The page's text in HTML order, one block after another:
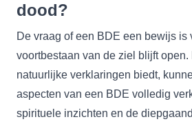
dood?
De vraag of een BDE een bewijs is
voortbestaan van de ziel blijft
natuurlijke verklaringen biedt,
aspecten van een BDE volledig
spirituele inzichten en de